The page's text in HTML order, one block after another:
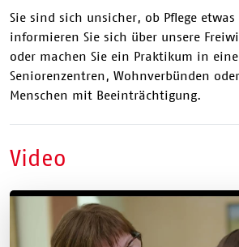
Sie sind sich unsicher, ob Pflege etwas
informieren Sie sich über unsere
oder machen Sie ein Praktikum in
Seniorenzentren, Wohnverbünden
Menschen mit Beeinträchtigung.
Video